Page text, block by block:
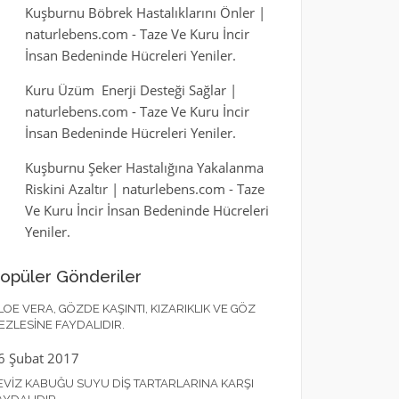
Kuşburnu Böbrek Hastalıklarını Önler |
naturlebens.com - Taze Ve Kuru İncir
İnsan Bedeninde Hücreleri Yeniler.
Kuru Üzüm Enerji Desteği Sağlar |
naturlebens.com - Taze Ve Kuru İncir
İnsan Bedeninde Hücreleri Yeniler.
Kuşburnu Şeker Hastalığına Yakalanma
Riskini Azaltır | naturlebens.com - Taze
Ve Kuru İncir İnsan Bedeninde Hücreleri
Yeniler.
Gönderiler
VERA, GÖZDE KAŞINTI, KIZARIKLIK VE GÖZ
FAYDALIDIR.
Şubat 2017
KABUĞU SUYU DIŞ TARTARLARINA KARŞI